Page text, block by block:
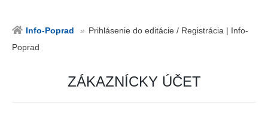
Info-Poprad
Prihlásenie do editácie / Registrácia | Info-
Poprad
ZÁKAZNÍCKY ÚČET